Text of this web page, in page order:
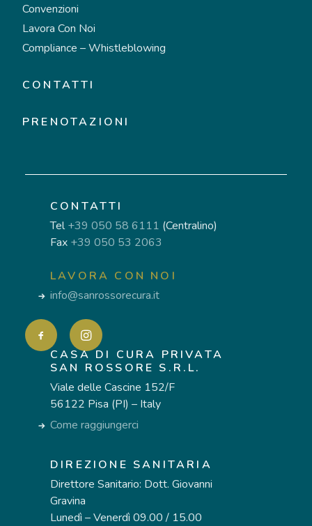
Convenzioni
Lavora Con Noi
Compliance – Whistleblowing
CONTATTI
PRENOTAZIONI
CONTATTI
Tel+39 050 58 6111 (Centralino)
Fax +39 050 53 2063
LAVORA CON NOI
info@sanrossorecura.it
CASA DI CURA PRIVATA
SAN ROSSORE S.R.L.
Viale delle Cascine 152/F
56122 Pisa (PI) – Italy
Come raggiungerci
DIREZIONE SANITARIA
Direttore Sanitario: Dott. Giovanni
Gravina
Lunedì – Venerdì 09.00 / 15.00